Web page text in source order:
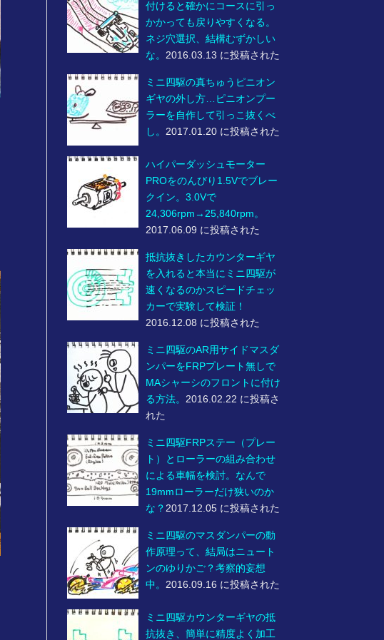
付けると確かにコースに引っ
かかっても戻りやすくなる。
ネジ穴選択、結構むずかしい
な。 2016.03.13 に投稿された
ミニ四駆の真ちゅうピニオン
ギヤの外し方…ピニオンプー
ラーを自作して引っこ抜くべ
し。 2017.01.20 に投稿された
ハイパーダッシュモーター
PROをのんびり1.5Vでブレー
クイン。3.0Vで
24,306rpm→25,840rpm。
2017.06.09 に投稿された
抵抗抜きしたカウンターギヤ
を入れると本当にミニ四駆が
速くなるのかスピードチェッ
カーで実験して検証！
2016.12.08 に投稿された
ミニ四駆のAR用サイドマスダ
ンパーをFRPプレート無しで
MAシャーシのフロントに付け
る方法。 2016.02.22 に投稿さ
れた
ミニ四駆FRPステー（プレー
ト）とローラーの組み合わせ
による車幅を検討。なんで
19mmローラーだけ狭いのか
な？ 2017.12.05 に投稿された
ミニ四駆のマスダンパーの動
作原理って、結局はニュート
ンのゆりかご？考察的妄想
中。 2016.09.16 に投稿された
ミニ四駆カウンターギヤの抵
抗抜き、簡単に精度よく加工